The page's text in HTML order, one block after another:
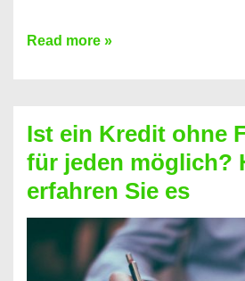
Kreditkarte
Prepaid
ist
nicht
nur
für
Read more »
Ist ein Kredit ohne
für jeden möglich?
erfahren Sie es